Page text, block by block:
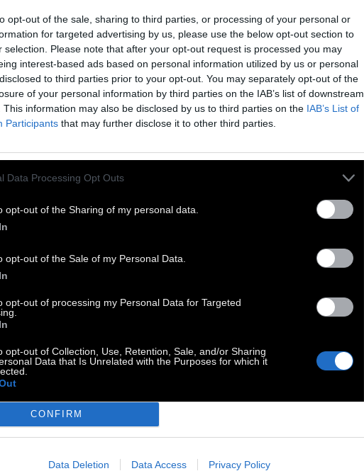
opt-out of the sale, sharing to third parties, or processing of your personal or
for targeted advertising by us, please use the below opt-out section to
selection. Please note that after your opt-out request is processed you may
interest-based ads based on personal information utilized by us or personal
to third parties prior to your opt-out. You may separately opt-out of the
of your personal information by third parties on the IAB’s list of downstream
This information may also be disclosed by us to third parties on the IAB’s List of
Participants that may further disclose it to other third parties.
Data Processing Opt Outs
opt-out of the Sharing of my personal data.
opt-out of the Sale of my Personal Data.
opt-out of processing my Personal Data for Targeted
opt-out of Collection, Use, Retention, Sale, and/or Sharing
Data that Is Unrelated with the Purposes for which it
CONFIRM
Data Deletion Data Access Privacy Policy
DOCTV 360°:
Γεωμετρίες στο
Γεωπονικό
Το Γεωπονικό Πανεπιστήμιο μας προσκαλεί
να το ανακαλύψουμε μέσα από την πολυσχιδή
να περιηγηθείτε μαζί μας σε 360 μοίρες
8 Μαΐου 2018